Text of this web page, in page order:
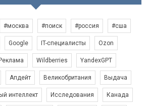
#москва #поиск #россия #сша
Google IT-специалисты Ozon
Wildberries YandexGPT
Апдейт Великобритания Выдача
интеллект Исследования Канада